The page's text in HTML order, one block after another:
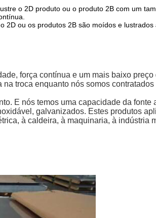
o 2D produto ou o produto 2B com um
2D ou os produtos 2B são moídos e lustrados
força contínua e um mais baixo preço
troca enquanto nós somos contratados
E nós temos uma capacidade da fonte
galvanizados. Estes produtos
à caldeira, à maquinaria, à indústria